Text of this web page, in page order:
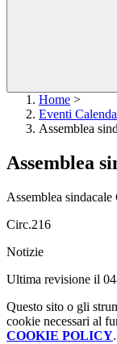
Home >
Eventi
Assemblea
Assemblea
Assemblea sindacale
Circ.216
Notizie
Ultima revisione il
Questo sito o gli
cookie necessari al
COOKIE POLICY.